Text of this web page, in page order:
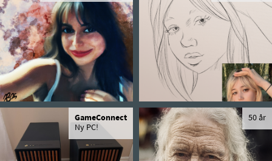
GameConnect
Ny PC!
50 år